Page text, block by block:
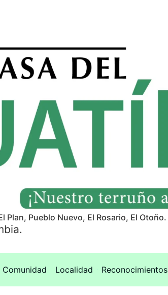
Plan, Pueblo Nuevo, El Rosario, El Otoño.
Comunidad Localidad Reconocimientos